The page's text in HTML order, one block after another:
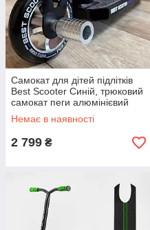
Самокат для дітей підлітків
Best Scooter Синій, трюковий
самокат пеги алюмінієвий
двоколісний
Немає в наявності
2 799 ₴